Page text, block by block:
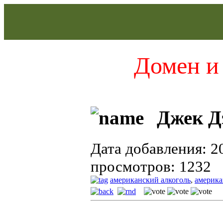
Домен и
Джек
Дата добавления:
просмотров: 1232
американский алкоголь,